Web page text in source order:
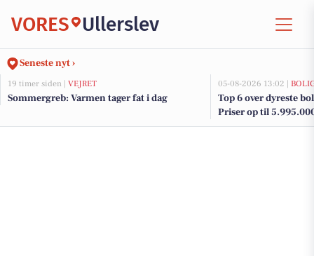
VORES Ullerslev
Seneste nyt ›
19 timer siden | VEJRET
Sommergreb: Varmen tager fat i dag
05-08-2026 13:02 |
Top 6 over dyreste
Priser op til